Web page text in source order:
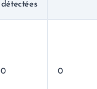
détectées
0 0